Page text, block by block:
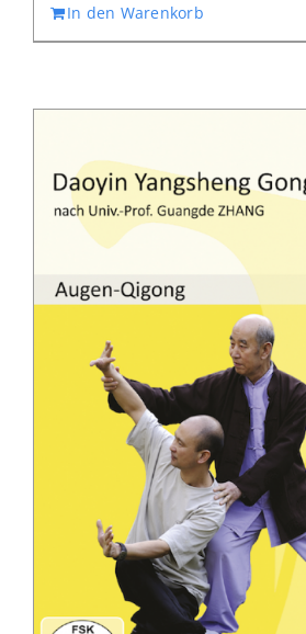
In den Warenkorb